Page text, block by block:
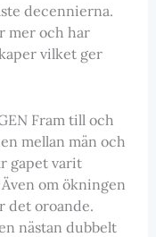
decennierna.
mer och har
vilket ger
Fram till och
mellan män och
gapet varit
om ökningen
det oroande.
nästan dubbelt